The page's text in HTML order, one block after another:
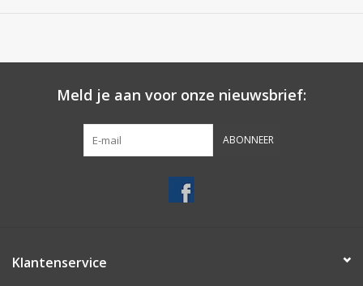
Meld je aan voor onze nieuwsbrief:
ABONNEER
Klantenservice